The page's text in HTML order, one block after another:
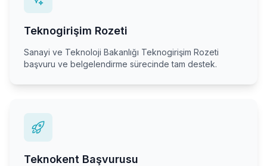
Teknogirişim Rozeti
Sanayi ve Teknoloji Bakanlığı Teknogirişim Rozeti
başvuru ve belgelendirme sürecinde tam destek.
Teknokent Başvurusu